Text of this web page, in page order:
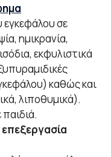
εγκεφάλου σε
ημικρανία,
εκφυλιστικά
καθώς και
λιποθυμικά).